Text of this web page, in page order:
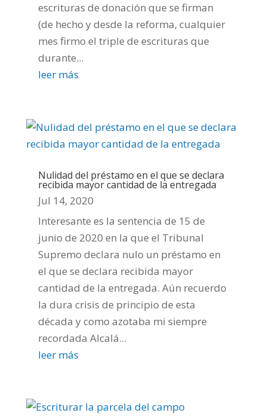
escrituras de donación que se firman
(de hecho y desde la reforma, cualquier
mes firmo el triple de escrituras que
durante...
leer más
Nulidad del préstamo en el que se declara
recibida mayor cantidad de la entregada
Jul 14, 2020
Interesante es la sentencia de 15 de
junio de 2020 en la que el Tribunal
Supremo declara nulo un préstamo en
el que se declara recibida mayor
cantidad de la entregada. Aún recuerdo
la dura crisis de principio de esta
década y como azotaba mi siempre
recordada Alcalá...
leer más